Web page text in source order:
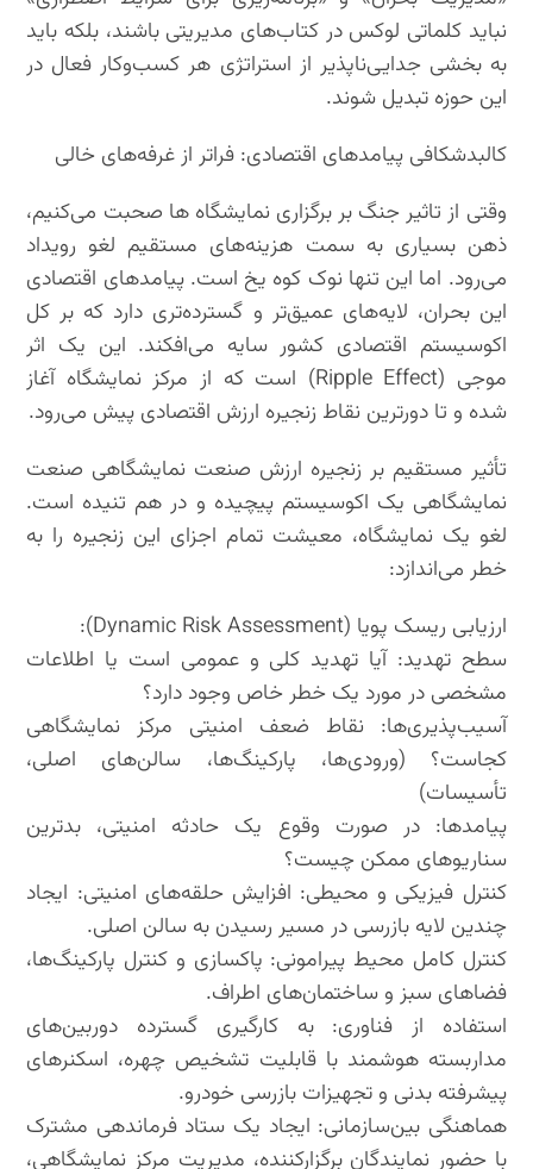
نباید کلماتی لوکس در کتاب‌های مدیریتی باشند، بلکه باید
به بخشی جدایی‌ناپذیر از استراتژی هر کسب‌وکار فعال در
این حوزه تبدیل شوند.
کالبدشکافی پیامدهای اقتصادی: فراتر از غرفه‌های خالی
وقتی از تاثیر جنگ بر برگزاری نمایشگاه ها صحبت می‌کنیم،
ذهن بسیاری به سمت هزینه‌های مستقیم لغو رویداد
می‌رود. اما این تنها نوک کوه یخ است. پیامدهای اقتصادی
این بحران، لایه‌های عمیق‌تر و گسترده‌تری دارد که بر کل
اکوسیستم اقتصادی کشور سایه می‌افکند. این یک اثر
موجی (Ripple Effect) است که از مرکز نمایشگاه آغاز
شده و تا دورترین نقاط زنجیره ارزش اقتصادی پیش می‌رود.
تأثیر مستقیم بر زنجیره ارزش صنعت نمایشگاهی صنعت
نمایشگاهی یک اکوسیستم پیچیده و در هم تنیده است.
لغو یک نمایشگاه، معیشت تمام اجزای این زنجیره را به
خطر می‌اندازد:
ارزیابی ریسک پویا (Dynamic Risk Assessment):
سطح تهدید: آیا تهدید کلی و عمومی است یا اطلاعات
مشخصی در مورد یک خطر خاص وجود دارد؟
آسیب‌پذیری‌ها: نقاط ضعف امنیتی مرکز نمایشگاهی
کجاست؟ (ورودی‌ها، پارکینگ‌ها، سالن‌های اصلی،
تأسیسات)
پیامدها: در صورت وقوع یک حادثه امنیتی، بدترین
سناریوهای ممکن چیست؟
کنترل فیزیکی و محیطی: افزایش حلقه‌های امنیتی: ایجاد
چندین لایه بازرسی در مسیر رسیدن به سالن اصلی.
کنترل کامل محیط پیرامونی: پاکسازی و کنترل پارکینگ‌ها،
فضاهای سبز و ساختمان‌های اطراف.
استفاده از فناوری: به کارگیری گسترده دوربین‌های
مداربسته هوشمند با قابلیت تشخیص چهره، اسکنرهای
پیشرفته بدنی و تجهیزات بازرسی خودرو.
هماهنگی بین‌سازمانی: ایجاد یک ستاد فرماندهی مشترک
با حضور نمایندگان برگزارکننده، مدیریت مرکز نمایشگاهی،